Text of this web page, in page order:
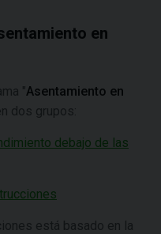
en
"Asentamiento en
dos grupos:
debajo de las
está basado en la